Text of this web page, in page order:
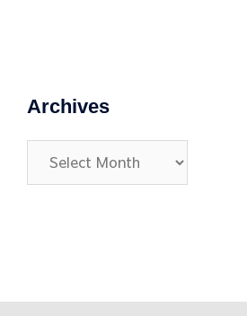
ョ
Archives